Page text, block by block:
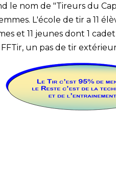
le nom de "Tireurs du
L'école de tir a 11
et 11 jeunes dont 1
un pas de tir